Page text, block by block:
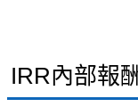
IRR內部報